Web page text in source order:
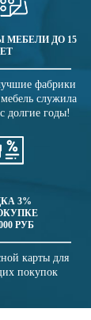
ДО 15
фабрики
служила
долгие годы!
3%
РУБ
карты для
покупок